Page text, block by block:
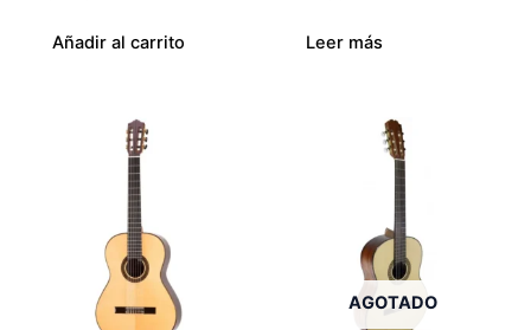
Añadir al carrito Leer más
AGOTADO